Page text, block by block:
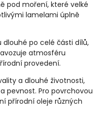
pod moření, které velké
lamelami úplně
dlouhé po celé části dílů,
atmosféru
provedení.
a dlouhé životnosti,
pevnost. Pro povrchovou
přírodní oleje různých